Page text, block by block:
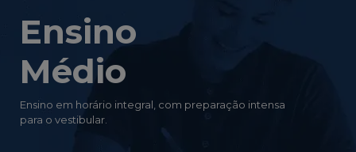
Ensino
Médio
Ensino em horário integral, com preparação intensa
para o vestibular.